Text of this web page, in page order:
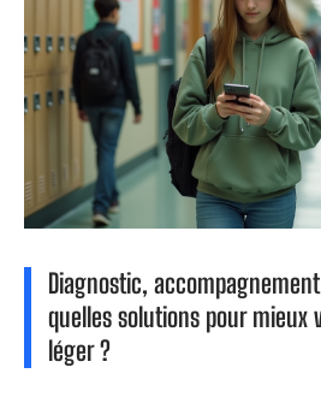
Diagnostic,
quelles solutions pour mieux
léger ?